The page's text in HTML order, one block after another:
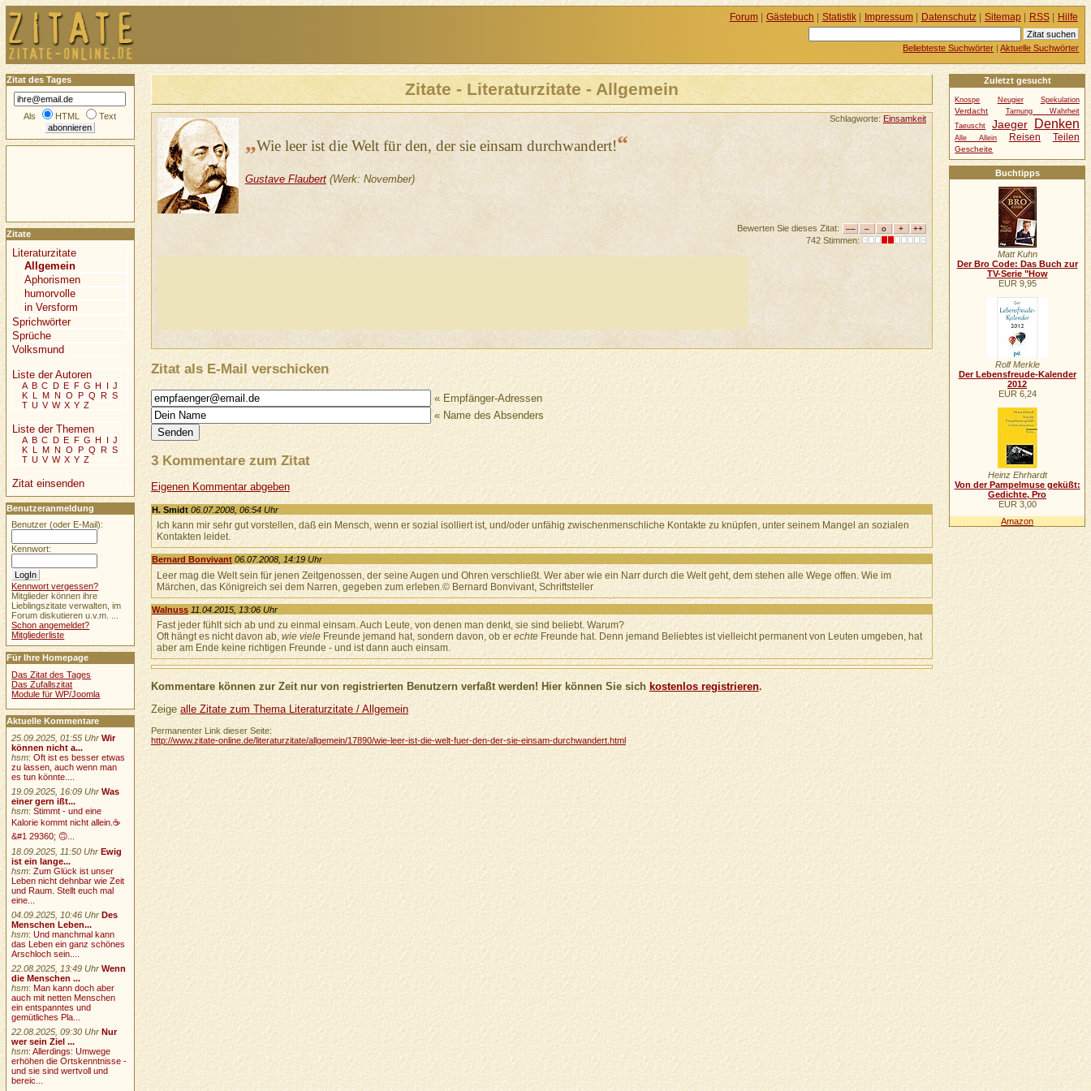
Zitate - Literaturzitate - Allgemein
Schlagworte: Einsamkeit
„Wie leer ist die Welt für den, der sie einsam durchwandert!“
Gustave Flaubert(Werk: November)
Bewerten Sie dieses Zitat:
742 Stimmen:
Zitat als E-Mail verschicken
« Empfänger-Adressen
« Name des Absenders
3 Kommentare zum Zitat
Eigenen Kommentar abgeben
H. Smidt 06.07.2008, 06:54 Uhr
Ich kann mir sehr gut vorstellen, daß ein Mensch, wenn er sozial isolliert ist, und/oder unfähig zwischenmenschliche Kontakte zu knüpfen, unter seinem Mangel an sozialen
Kontakten leidet.
Bernard Bonvivant 06.07.2008, 14:19 Uhr
Leer mag die Welt sein für jenen Zeitgenossen, der seine Augen und Ohren verschließt. Wer aber wie ein Narr durch die Welt geht, dem stehen alle Wege offen. Wie im
Märchen, das Königreich sei dem Narren, gegeben zum erleben.© Bernard Bonvivant, Schriftsteller
Walnuss 11.04.2015, 13:06 Uhr
Fast jeder fühlt sich ab und zu einmal einsam. Auch Leute, von denen man denkt, sie sind beliebt. Warum?
Oft hängt es nicht davon ab,wie vieleFreunde jemand hat, sondern davon, ob erechteFreunde hat. Denn jemand Beliebtes ist vielleicht permanent von Leuten umgeben, hat
aber am Ende keine richtigen Freunde - und ist dann auch einsam.
Kommentare können zur Zeit nur von registrierten Benutzern verfaßt werden! Hier können Sie sichkostenlos registrieren.
Zeigealle Zitate zum Thema Literaturzitate / Allgemein
Permanenter Link dieser Seite:
http://www.zitate-online.de/literaturzitate/allgemein/17890/wie-leer-ist-die-welt-fuer-den-der-sie-einsam-durchwandert.html
Zuletzt gesucht
Knospe Neugier Spekulation
Verdacht
Tarnung Wahrheit
Taeuscht
Jaeger Denken
Alle Allein Reisen Teilen
Gescheite
Buchtipps
Matt Kuhn
Der Bro Code: Das Buch zur
TV-Serie "How
EUR 9,95
Rolf Merkle
Der Lebensfreude-Kalender
2012
EUR 6,24
Heinz Ehrhardt
Von der Pampelmuse geküßt:
Gedichte, Pro
EUR 3,00
Amazon
Zitat des Tages
Als HTML Text
Zitate
Literaturzitate
Allgemein
Aphorismen
humorvolle
in Versform
Sprichwörter
Sprüche
Volksmund
Liste der Autoren
A B C D E F G H I J
K L M N O P Q R S
T U V W X Y Z
Liste der Themen
A B C D E F G H I J
K L M N O P Q R S
T U V W X Y Z
Zitat einsenden
Benutzeranmeldung
Benutzer (oder E-Mail):
Kennwort:
Kennwort vergessen?
Mitglieder können ihre
Lieblingszitate verwalten, im
Forum diskutieren u.v.m. ...
Schon angemeldet?
Mitgliederliste
Für Ihre Homepage
Das Zitat des Tages
Das Zufallszitat
Module für WP/Joomla
Aktuelle Kommentare
25.09.2025, 01:55 Uhr Wir
können nicht a...
hsm:Oft ist es besser etwas
zu lassen, auch wenn man
es tun könnte....
19.09.2025, 16:09 Uhr Was
einer gern ißt...
hsm:Stimmt - und eine
Kalorie kommt nicht allein.☕
&#1 29360; 🙃...
18.09.2025, 11:50 Uhr Ewig
ist ein lange...
hsm:Zum Glück ist unser
Leben nicht dehnbar wie Zeit
und Raum. Stellt euch mal
eine...
04.09.2025, 10:46 Uhr Des
Menschen Leben...
hsm:Und manchmal kann
das Leben ein ganz schönes
Arschloch sein....
22.08.2025, 13:49 Uhr Wenn
die Menschen ...
hsm:Man kann doch aber
auch mit netten Menschen
ein entspanntes und
gemütliches Pla...
22.08.2025, 09:30 Uhr Nur
wer sein Ziel ...
hsm:Allerdings: Umwege
erhöhen die Ortskenntnisse -
und sie sind wertvoll und
bereic...
Forum| Gästebuch | Statistik| Impressum| Datenschutz| Sitemap| RSS| Hilfe
Beliebteste Suchwörter |Aktuelle Suchwörter